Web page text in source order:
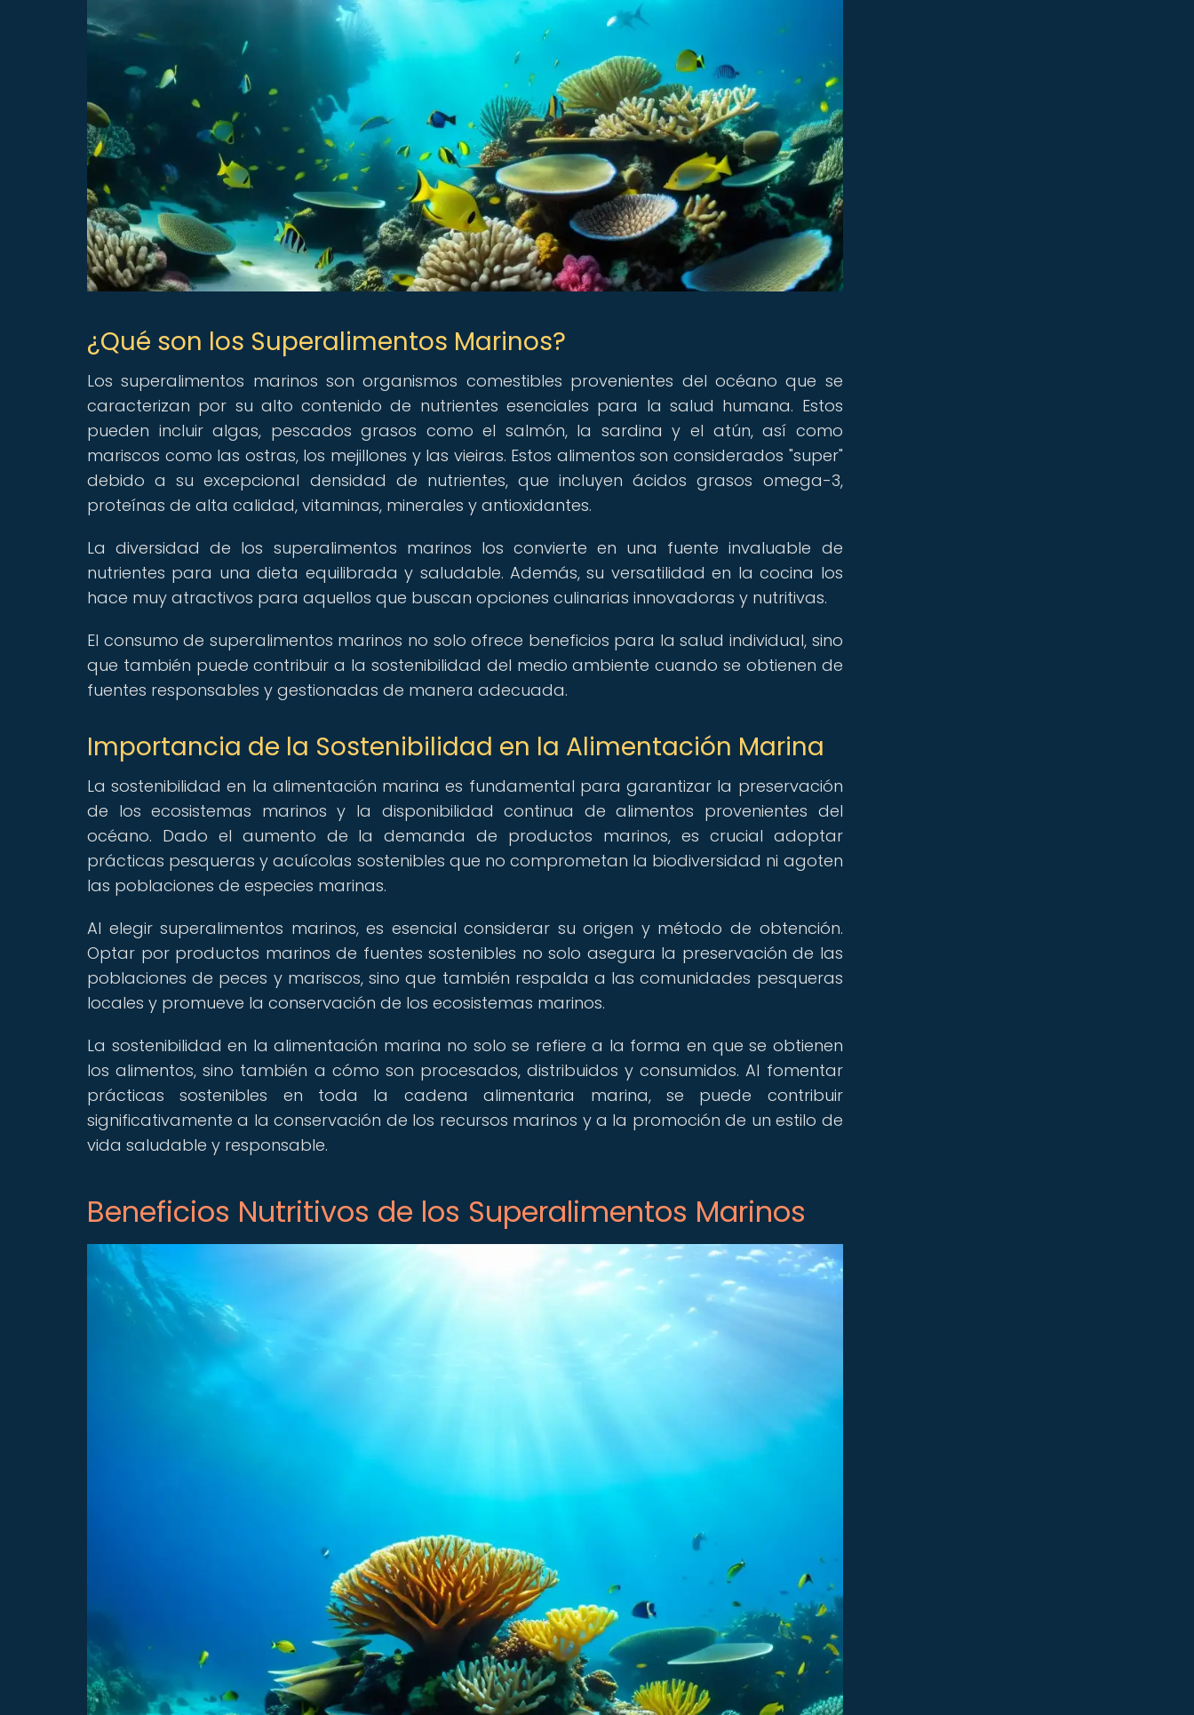
¿Qué son los Superalimentos Marinos?
Los superalimentos marinos son organismos comestibles provenientes del océano que se
caracterizan por su alto contenido de nutrientes esenciales para la salud humana. Estos
pueden incluir algas, pescados grasos como el salmón, la sardina y el atún, así como
mariscos como las ostras, los mejillones y las vieiras. Estos alimentos son considerados "super"
debido a su excepcional densidad de nutrientes, que incluyen ácidos grasos omega-3,
proteínas de alta calidad, vitaminas, minerales y antioxidantes.
La diversidad de los superalimentos marinos los convierte en una fuente invaluable de
nutrientes para una dieta equilibrada y saludable. Además, su versatilidad en la cocina los
hace muy atractivos para aquellos que buscan opciones culinarias innovadoras y nutritivas.
El consumo de superalimentos marinos no solo ofrece beneficios para la salud individual, sino
que también puede contribuir a la sostenibilidad del medio ambiente cuando se obtienen de
fuentes responsables y gestionadas de manera adecuada.
Importancia de la Sostenibilidad en la Alimentación Marina
La sostenibilidad en la alimentación marina es fundamental para garantizar la preservación
de los ecosistemas marinos y la disponibilidad continua de alimentos provenientes del
océano. Dado el aumento de la demanda de productos marinos, es crucial adoptar
prácticas pesqueras y acuícolas sostenibles que no comprometan la biodiversidad ni agoten
las poblaciones de especies marinas.
Al elegir superalimentos marinos, es esencial considerar su origen y método de obtención.
Optar por productos marinos de fuentes sostenibles no solo asegura la preservación de las
poblaciones de peces y mariscos, sino que también respalda a las comunidades pesqueras
locales y promueve la conservación de los ecosistemas marinos.
La sostenibilidad en la alimentación marina no solo se refiere a la forma en que se obtienen
los alimentos, sino también a cómo son procesados, distribuidos y consumidos. Al fomentar
prácticas sostenibles en toda la cadena alimentaria marina, se puede contribuir
significativamente a la conservación de los recursos marinos y a la promoción de un estilo de
vida saludable y responsable.
Beneficios Nutritivos de los Superalimentos Marinos